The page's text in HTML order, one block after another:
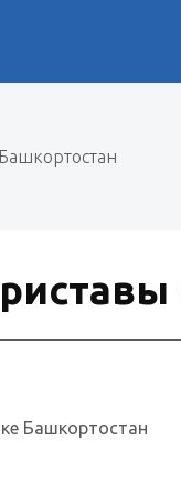
Башкортостан